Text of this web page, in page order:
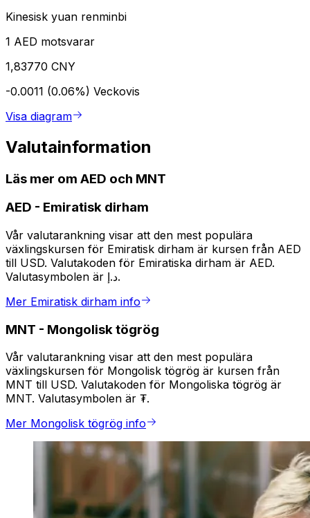
Kinesisk yuan renminbi
1 AED motsvarar
1,83770 CNY
-0.0011 (0.06%) Veckovis
Visa diagram
Valutainformation
Läs mer om AED och MNT
AED - Emiratisk dirham
Vår valutarankning visar att den mest populära
växlingskursen för Emiratisk dirham är kursen från AED
till USD. Valutakoden för Emiratiska dirham är AED.
Valutasymbolen är د.إ.
Mer Emiratisk dirham info
MNT - Mongolisk tögrög
Vår valutarankning visar att den mest populära
växlingskursen för Mongolisk tögrög är kursen från
MNT till USD. Valutakoden för Mongoliska tögrög är
MNT. Valutasymbolen är ₮.
Mer Mongolisk tögrög info